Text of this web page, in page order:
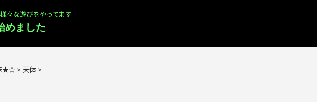
々な遊びをやってます
めました
★☆ > 天体 >